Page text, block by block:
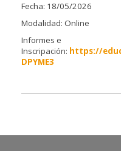
Fecha: 18/05/2026
Modalidad: Online
Informes e
Inscripación: https://
DPYME3